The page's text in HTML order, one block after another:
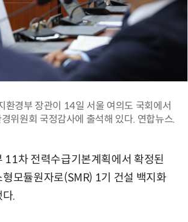
환경부 장관이 14일 서울 여의도 국회에서
위원회 국정감사에 출석해 있다. 연합뉴스.
11차 전력수급기본계획에서 확정된
형모듈원자로(SMR) 1기 건설 백지화
.